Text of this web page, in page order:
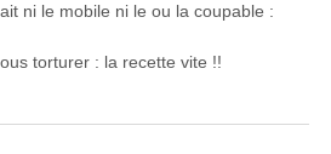
ni le mobile ni le ou la coupable :
torturer : la recette vite !!